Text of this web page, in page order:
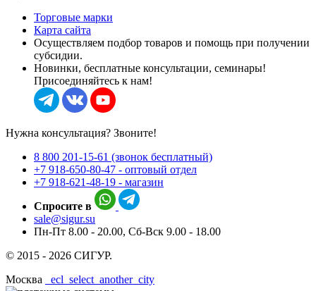
Торговые марки
Карта сайта
Осуществляем подбор товаров и помощь при получении
субсидии.
Новинки, бесплатные консультации, семинары!
Присоединяйтесь к нам!
Нужна консультация? Звоните!
8 800 201-15-61 (звонок бесплатный)
+7 918-650-80-47 - оптовый отдел
+7 918-621-48-19 - магазин
Спросите в
sale@sigur.su
Пн-Пт 8.00 - 20.00, Сб-Вск 9.00 - 18.00
© 2015 - 2026 СИГУР.
Москва
_ecl_select_another_city